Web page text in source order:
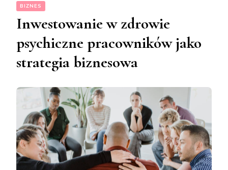
BIZNES
Inwestowanie w zdrowie
psychiczne pracowników jako
strategia biznesowa